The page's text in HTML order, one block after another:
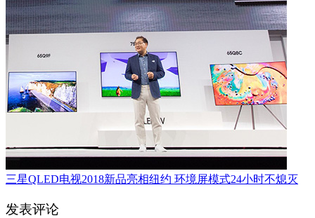
三星QLED电视2018新品亮相纽约 环境屏模式24小时不熄灭
发表评论